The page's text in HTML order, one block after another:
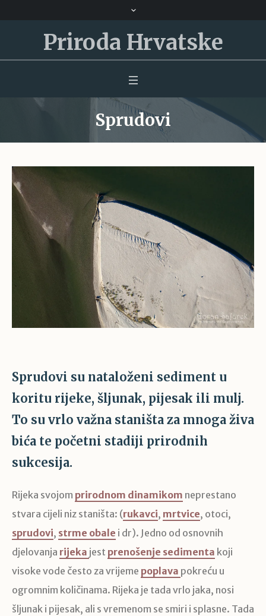
Priroda Hrvatske
Sprudovi
Sprudovi su nataloženi sediment u
koritu rijeke, šljunak, pijesak ili mulj.
To su vrlo važna staništa za mnoga živa
bića te početni stadiji prirodnih
sukcesija.
Rijeka svojom prirodnom dinamikom neprestano
stvara cijeli niz staništa: (rukavci, mrtvice, otoci,
sprudovi, strme obale i dr). Jedno od osnovnih
djelovanja rijeka jest prenošenje sedimenta koji
visoke vode često za vrijeme poplava pokreću u
ogromnim količinama. Rijeka je tada vrlo jaka, nosi
šljunak i pijesak, ali s vremenom se smiri i splasne. Tada